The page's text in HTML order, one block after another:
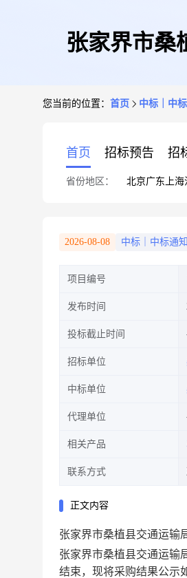
张家界市桑
您当前的位置： 首页 中标｜中
首页 招标预告 招
省份地区： 北京广东 上海
2026-08-08 中标｜中标通知
项目编号
发布时间
投标截止时间
招标单位
中标单位
代理单位
相关产品
联系方式
正文内容
张家界市桑植县交通运输
张家界市桑植县交通运输
结束，现将采购结果公示